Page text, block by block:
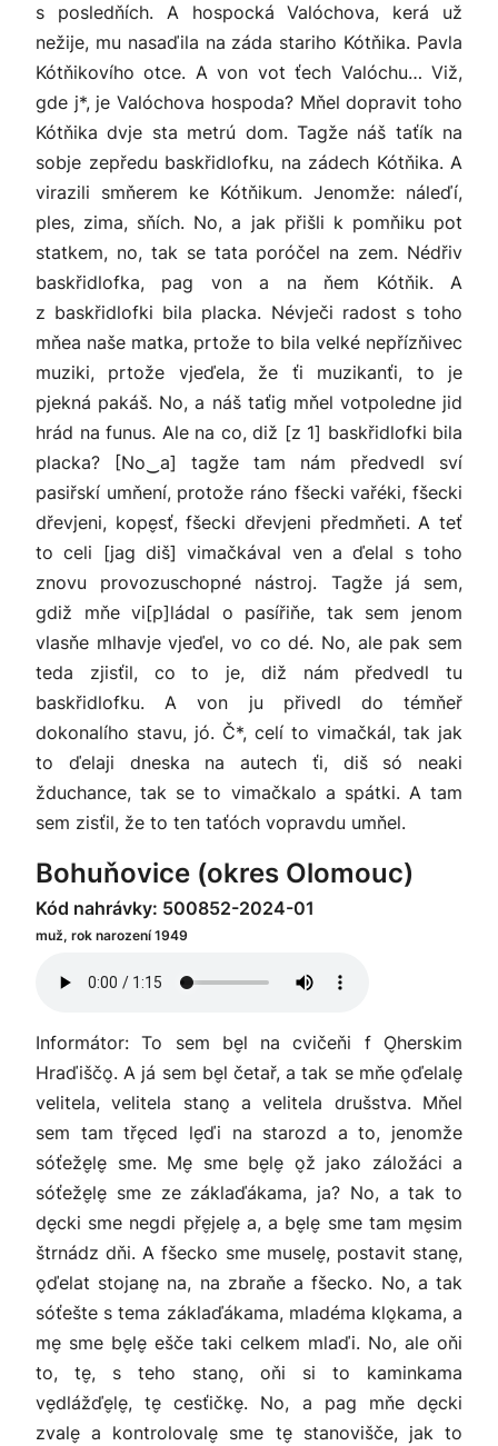
s posledňích. A hospocká Valóchova, kerá už
nežije, mu nasaďila na záda stariho Kótňika. Pavla
Kótňikovího otce. A von vot ťech Valóchu… Viž,
gde j*, je Valóchova hospoda? Mňel dopravit toho
Kótňika dvje sta metrú dom. Tagže náš taťík na
sobje zepředu baskřidlofku, na zádech Kótňika. A
virazili smňerem ke Kótňikum. Jenomže: náleďí,
ples, zima, sňích. No, a jak přišli k pomňiku pot
statkem, no, tak se tata poróčel na zem. Nédřiv
baskřidlofka, pag von a na ňem Kótňik. A
z baskřidlofki bila placka. Névječi radost s toho
mňea naše matka, prtože to bila velké nepřízňivec
muziki, prtože vjeďela, že ťi muzikanťi, to je
pjekná pakáš. No, a náš taťig mňel votpoledne jid
hrád na funus. Ale na co, diž [z 1] baskřidlofki bila
placka? [No‿a] tagže tam nám předvedl sví
pasiřskí umňení, protože ráno fšecki vařéki, fšecki
dřevjeni, kope̬sť, fšecki dřevjeni předmňeti. A teť
to celi [jag diš] vimačkával ven a ďelal s toho
znovu provozuschopné nástroj. Tagže já sem,
gdiž mňe vi[p]ládal o pasířiňe, tak sem jenom
vlasňe mlhavje vjeďel, vo co dé. No, ale pak sem
teda zjisťil, co to je, diž nám předvedl tu
baskřidlofku. A von ju přivedl do témňeř
dokonalího stavu, jó. Č*, celí to vimačkál, tak jak
to ďelaji dneska na autech ťi, diš só neaki
žduchance, tak se to vimačkalo a spátki. A tam
sem zisťil, že to ten taťóch vopravdu umňel.
Bohuňovice (okres Olomouc)
Kód nahrávky: 500852-2024-01
muž, rok narození 1949
Informátor: To sem be̬l na cvičeňi f O̬herskim
Hraďiščo̬. A já sem be̬l četař, a tak se mňe o̬ďelale̬
velitela, velitela stano̬ a velitela drušstva. Mňel
sem tam tře̬ced le̬ďi na starozd a to, jenomže
sóťeže̬le̬ sme. Me̬ sme be̬le̬ o̬ž jako záložáci a
sóťeže̬le̬ sme ze záklaďákama, ja? No, a tak to
de̬cki sme negdi pře̬jele̬ a, a be̬le̬ sme tam me̬sim
štrnádz dňi. A fšecko sme musele̬, postavit stane̬,
o̬ďelat stojane̬ na, na zbraňe a fšecko. No, a tak
sóťešte s tema záklaďákama, mladéma klo̬kama, a
me̬ sme be̬le̬ ešče taki celkem mlaďi. No, ale oňi
to, te̬, s teho stano̬, oňi si to kaminkama
ve̬dlážďe̬le̬, te̬ cesťičke̬. No, a pag mňe de̬cki
zvale̬ a kontrolovale̬ sme te̬ stanovišče, jak to